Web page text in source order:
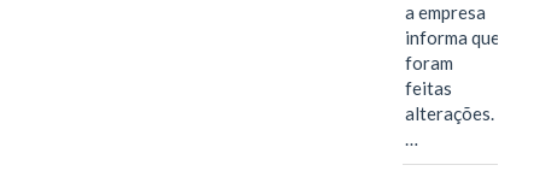
a empresa
informa que
foram
feitas
alterações.
…